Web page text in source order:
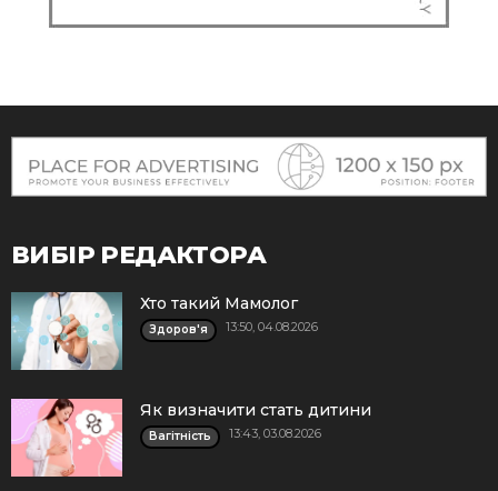
ВИБІР РЕДАКТОРА
Хто такий Мамолог
Здоров'я 13:50, 04.08.2026
Як визначити стать дитини
Вагітність 13:43, 03.08.2026